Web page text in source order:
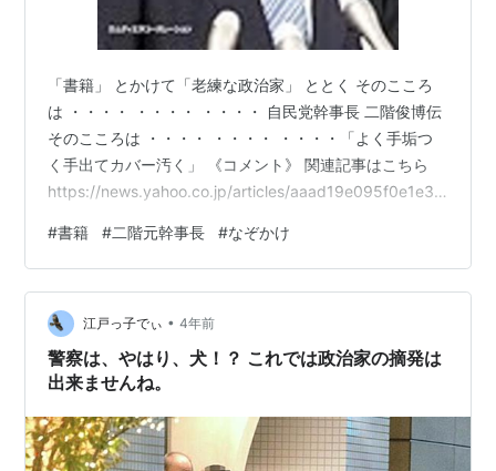
「書籍」 とかけて「老練な政治家」 ととく そのこころ
は ・・・・ ・・・・ ・・・・ 自民党幹事長 二階俊博伝
そのこころは ・・・・ ・・・・ ・・・・「よく手垢つ
く手出てカバー汚く」 《コメント》 関連記事はこちら
https://news.yahoo.co.jp/articles/aaad19e095f0e1e3b
で３５００万円！！！ 出版業界の救世主としかいいよう
ばない。 【清きご一票を】人気ｂｌｏｇランキング（社
会経済ニュース部門）に登録しています。もし上のなぞ
かけが面白いと思われたら、次をクリックしてみてね。
…
#書籍 #二階元幹事長 #なぞかけ
江戸っ子でぃ • 4年前
警察は、やはり、犬！？ これでは政治家の摘発は
出来ませんね。